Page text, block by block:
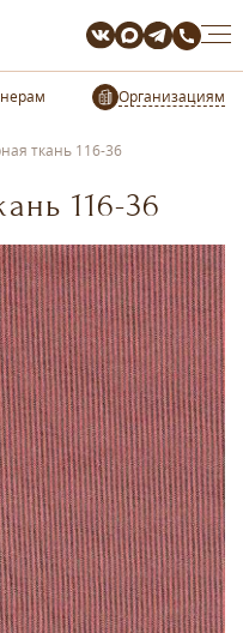
Организациям
ткань 116-36
116-36